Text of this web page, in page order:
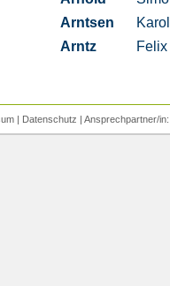
Arntsen
Arntz
Felix
| Datenschutz | Ansprechpartner/